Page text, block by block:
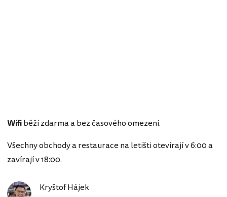
Wifiběží zdarma a bez časového omezení.
Všechny obchody a restaurace na letišti otevírají v 6:00 a
zavírají v 18:00.
Kryštof Hájek